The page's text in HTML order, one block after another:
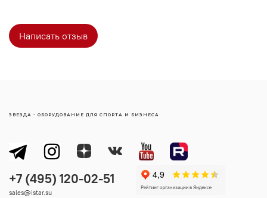
Написать отзыв
sales@istar.su
ЗВЕЗДА - ОБОРУДОВАНИЕ ДЛЯ СПОРТА И БИЗНЕСА